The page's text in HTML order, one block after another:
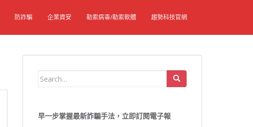
防詐騙 企業資安 勒索病毒/勒索軟體 趨勢科技官網
Search
早一步掌握最新詐騙手法，立即訂閱電子報